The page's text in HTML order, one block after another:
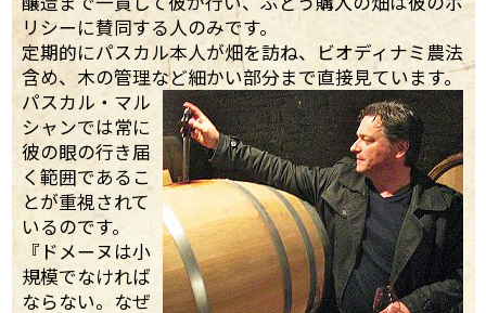
リシーに賛同する人のみです。
定期的にパスカル本人が畑を訪ね、ビオディナミ農法
含め、木の管理など細かい部分まで直接見ています。
パスカル・マル
シャンでは常に
彼の眼の行き届
く範囲であるこ
とが重視されて
いるのです。
『ドメーヌは小
規模でなければ
ならない。なぜ